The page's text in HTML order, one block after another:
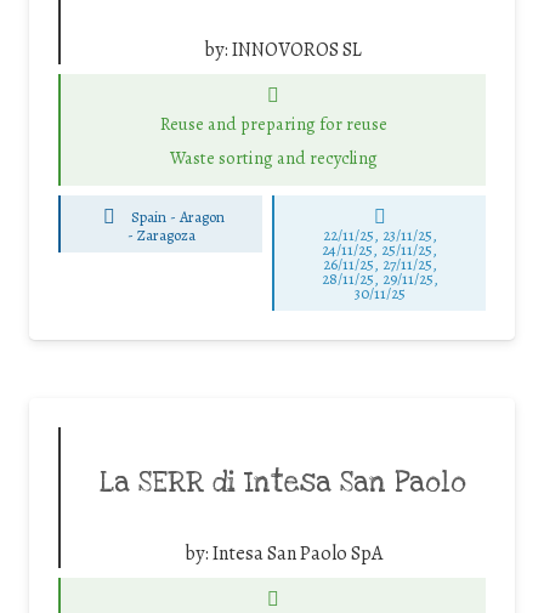
by:INNOVOROS SL
Reuse and preparing for reuse
Waste sorting and recycling
Spain - Aragon
- Zaragoza 22/11/25, 23/11/25,
24/11/25, 25/11/25,
26/11/25, 27/11/25,
28/11/25, 29/11/25,
30/11/25
La SERR di Intesa San Paolo
by:Intesa San Paolo SpA